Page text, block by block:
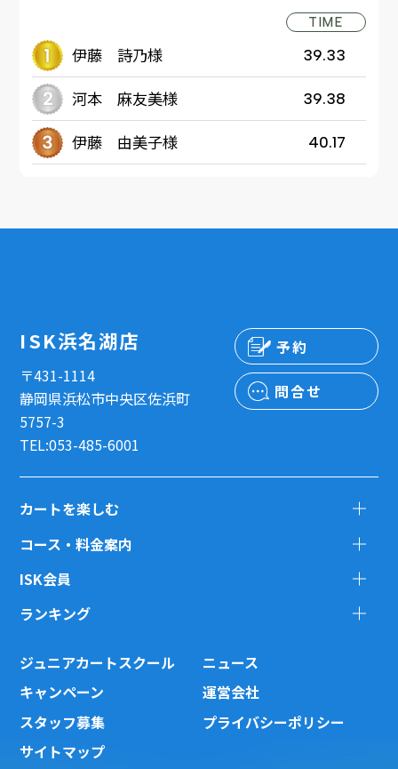
TIME
伊藤 詩乃様 39.33
河本 麻友美様 39.38
伊藤 由美子様 40.17
ISK浜名湖店
〒431-1114
静岡県浜松市中央区佐浜町
5757-3
TEL:053-485-6001
予約
問合せ
カートを楽しむ
コース・料金案内
ISK会員
ランキング
ジュニアカートスクール
ニュース
キャンペーン
運営会社
スタッフ募集
プライバシーポリシー
サイトマップ